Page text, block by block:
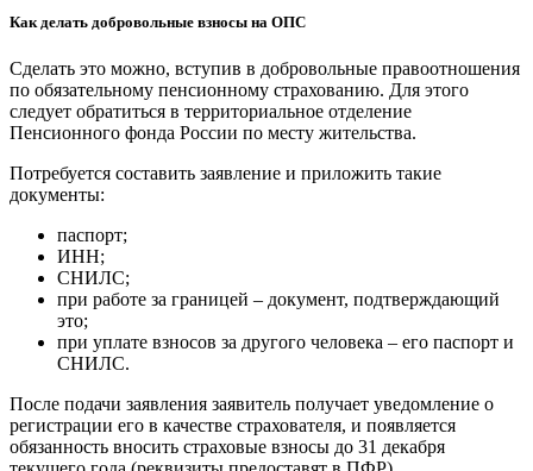
Как делать добровольные взносы на ОПС
Сделать это можно, вступив в добровольные правоотношения
по обязательному пенсионному страхованию. Для этого
следует обратиться в территориальное отделение
Пенсионного фонда России по месту жительства.
Потребуется составить заявление и приложить такие
документы:
паспорт;
ИНН;
СНИЛС;
при работе за границей – документ, подтверждающий
это;
при уплате взносов за другого человека – его паспорт и
СНИЛС.
После подачи заявления заявитель получает уведомление о
регистрации его в качестве страхователя, и появляется
обязанность вносить страховые взносы до 31 декабря